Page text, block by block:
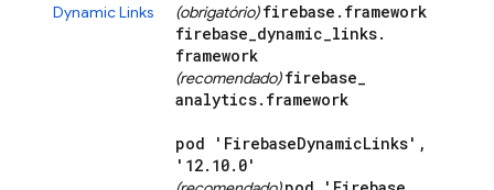
Dynamic Links (obrigatório) firebase . framework
firebase_dynamic_links.
framework
(recomendado) firebase_
analytics. framework
pod 'FirebaseDynamicLinks' ,
'12. 10. 0'